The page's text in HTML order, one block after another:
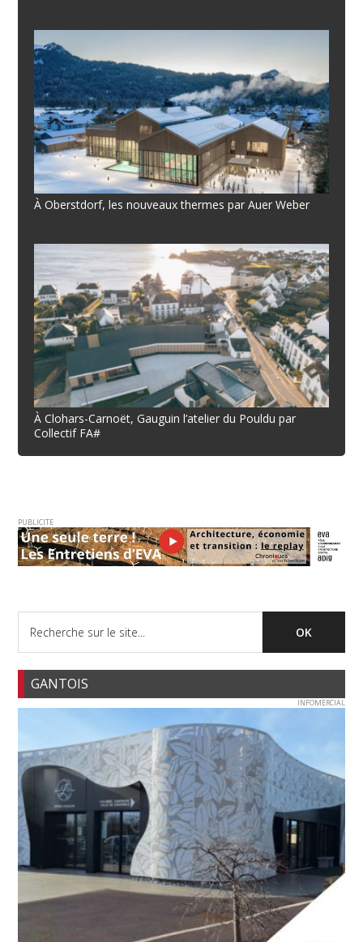
À Oberstdorf, les nouveaux thermes par Auer Weber
À Clohars-Carnoët, Gauguin l’atelier du Pouldu par
Collectif FA#
PUBLICITE
GANTOIS
INFOMERCIAL